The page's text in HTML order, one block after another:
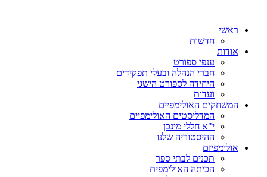
ראשי
חדשות
אודות
ענפי ספורט
חברי הנהלה ובעלי תפקידים
היחידה לספורט הישגי
ועדות
המשחקים האולימפיים
המדליסטים האולימפיים
י"א חללי מינכן
ההיסטוריה שלנו
אולימפיזם
תכנים לבתי ספר
הכיתה האולימפית